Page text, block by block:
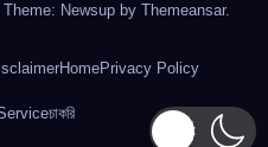
Theme: Newsup by Themeansar.
HomePrivacy Policy
চাকরি